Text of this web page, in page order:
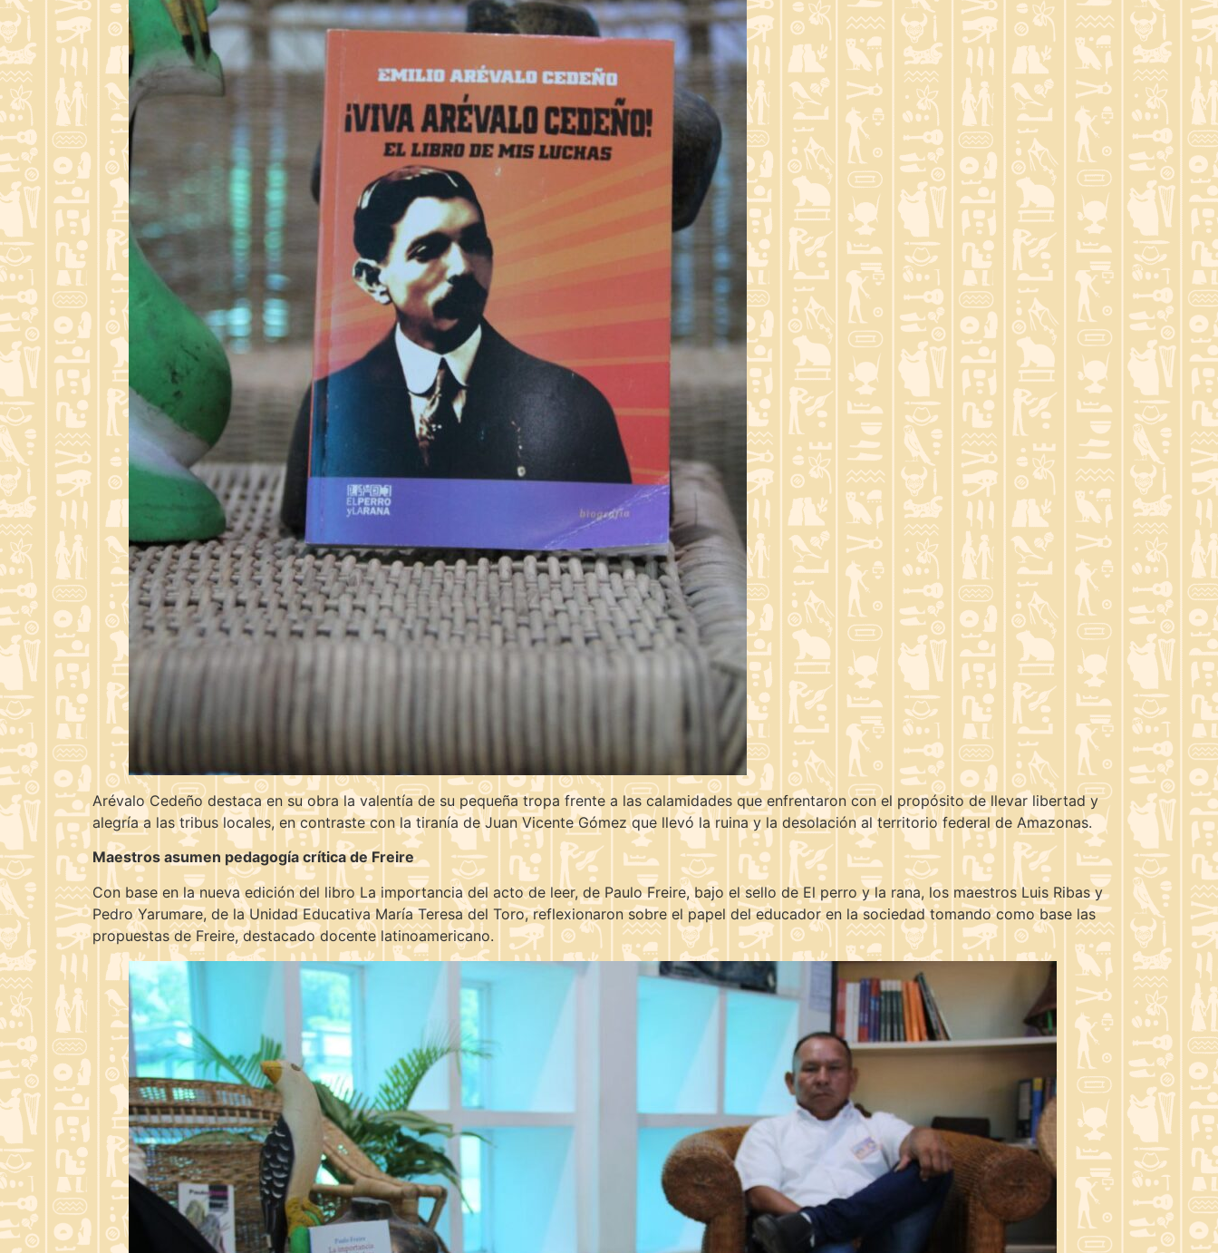
Arévalo Cedeño destaca en su obra la valentía de su pequeña tropa frente a las calamidades que enfrentaron con el propósito de llevar libertad y
alegría a las tribus locales, en contraste con la tiranía de Juan Vicente Gómez que llevó la ruina y la desolación al territorio federal de Amazonas.
Maestros asumen pedagogía crítica de Freire
Con base en la nueva edición del libro La importancia del acto de leer, de Paulo Freire, bajo el sello de El perro y la rana, los maestros Luis Ribas y
Pedro Yarumare, de la Unidad Educativa María Teresa del Toro, reflexionaron sobre el papel del educador en la sociedad tomando como base las
propuestas de Freire, destacado docente latinoamericano.